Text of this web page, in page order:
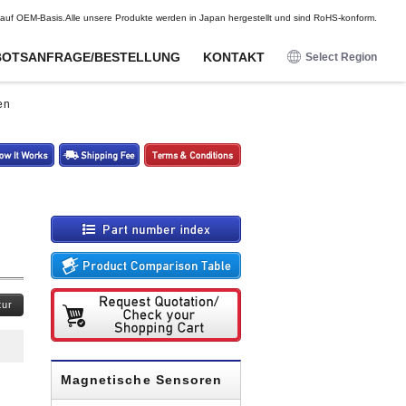
DE FR ES
OEM-Basis.Alle unsere Produkte werden in Japan hergestellt und sind RoHS-konform.
BESTELLUNG KONTAKT Select Region
Unterhaltungselektronik
Näherungssensoren
Magnetische Sensoren
Berührungssensoren
Schocksensoren
Digitale Potentiometer
Beleuchtete Druckknöpfe
Kabelbäume
Befestigungsbeschläge/Kabelbäume
Unterhaltungselektronik
Näherungssensoren
Magnetische Sensoren
Berührungssensoren
Schocksensoren
Digitale Potentiometer
Beleuchtete Druckknöpfe
Kabelbäume
Befestigungsbeschläge/Kabelbäume
Magnetische Sensoren